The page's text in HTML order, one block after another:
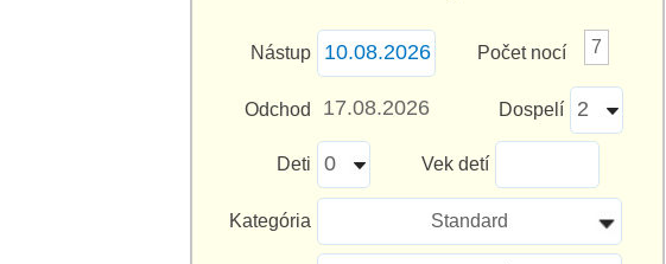
Nástup Počet nocí 7
Odchod Dospelí
Deti Vek detí
Kategória Standard